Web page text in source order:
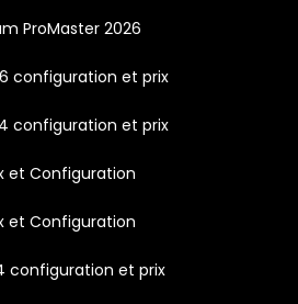
ProMaster 2026
configuration et prix
configuration et prix
et Configuration
et Configuration
configuration et prix